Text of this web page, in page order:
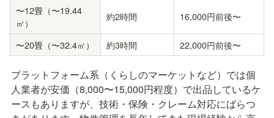
〜12畳（〜19.44
㎡）
約2時間 16,000円前後〜
〜20畳（〜32.4㎡） 約3時間 22,000円前後〜
プラットフォーム系（くらしのマーケットなど）では個
人業者が安価（8,000〜15,000円程度）で出品しているケ
ースもありますが、技術・保険・クレーム対応にばらつ